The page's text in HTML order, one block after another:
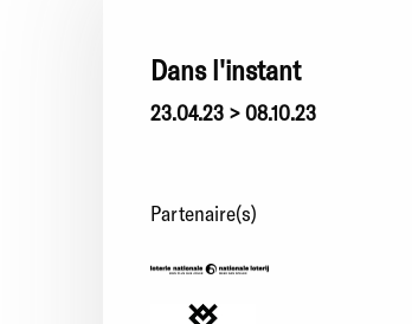
Dans l'instant
23.04.23 > 08.10.23
Partenaire(s)